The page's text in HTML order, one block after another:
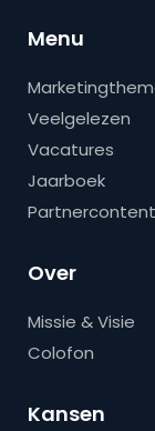
Menu
Veelgelezen
Vacatures
Jaarboek
Partnercontent
Over
Missie & Visie
Colofon
Kansen